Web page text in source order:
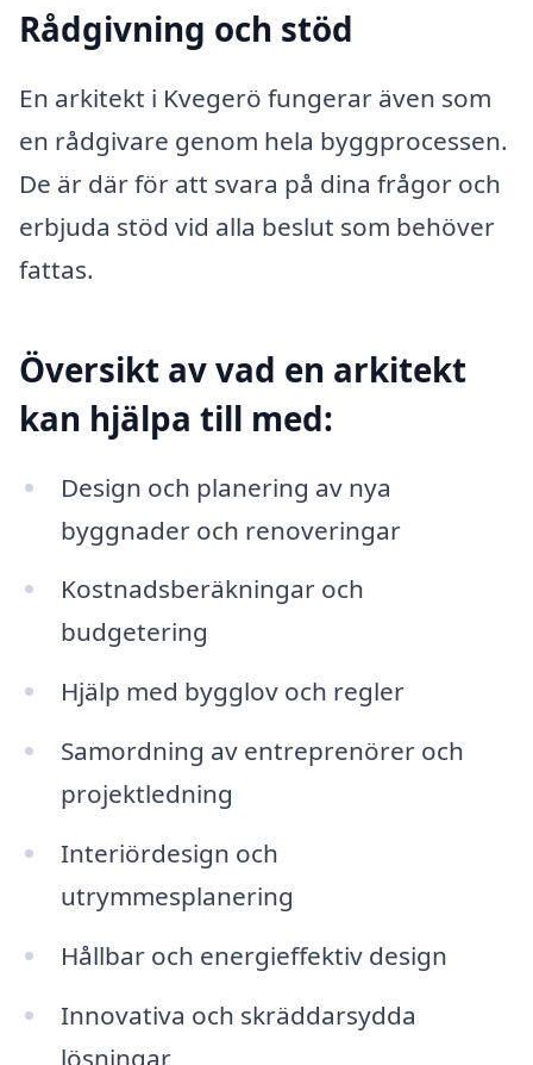
Rådgivning och stöd
En arkitekt i Kvegerö fungerar även som
en rådgivare genom hela byggprocessen.
De är där för att svara på dina frågor och
erbjuda stöd vid alla beslut som behöver
fattas.
Översikt av vad en arkitekt
kan hjälpa till med:
Design och planering av nya
byggnader och renoveringar
Kostnadsberäkningar och
budgetering
Hjälp med bygglov och regler
Samordning av entreprenörer och
projektledning
Interiördesign och
utrymmesplanering
Hållbar och energieffektiv design
Innovativa och skräddarsydda
lösningar